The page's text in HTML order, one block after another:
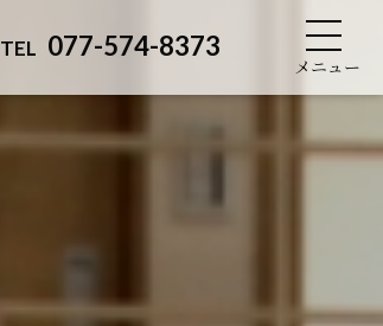
TEL 077-574-8373